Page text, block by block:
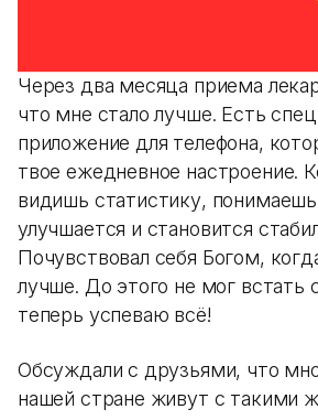
Через два месяца приема
что мне стало лучше. Есть
приложение для телефона,
твое ежедневное настроение.
видишь статистику,
улучшается и становится
Почувствовал себя Богом,
лучше. До этого не мог встать
теперь успеваю всё!
Обсуждали с друзьями, что
нашей стране живут с такими